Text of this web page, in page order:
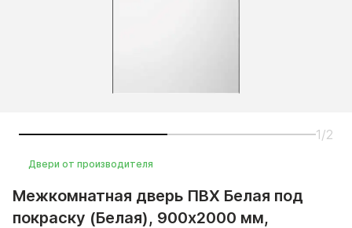
1/2
Двери от производителя
Межкомнатная дверь ПВХ Белая под
покраску (Белая), 900x2000 мм,